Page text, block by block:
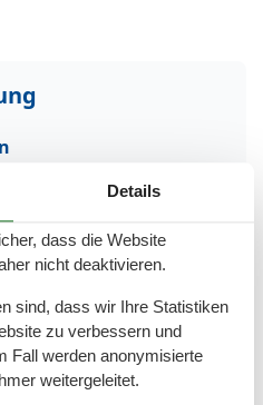
20 km
Details
dass die Website
nicht deaktivieren.
sind, dass wir Ihre Statistiken
zu verbessern und
Fall werden anonymisierte
weitergeleitet.